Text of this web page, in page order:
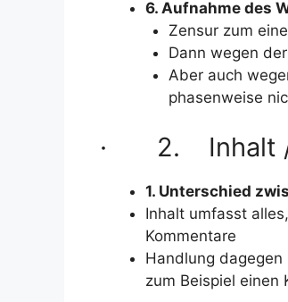
6. Aufnahme des
Zensur zum
Dann wegen
Aber auch
phasenweise
· 2. Inhalt /
1. Unterschied
Inhalt umfasst
Kommentare
Handlung
zum Beispiel einen